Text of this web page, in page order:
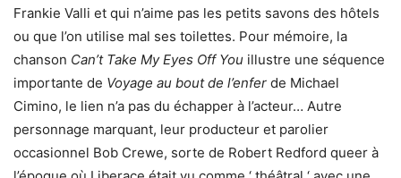
Frankie Valli et qui n’aime pas les petits savons des hôtels
ou que l’on utilise mal ses toilettes. Pour mémoire, la
chanson Can’t Take My Eyes Off You illustre une séquence
importante de Voyage au bout de l’enfer de Michael
Cimino, le lien n’a pas du échapper à l’acteur… Autre
personnage marquant, leur producteur et parolier
occasionnel Bob Crewe, sorte de Robert Redford queer à